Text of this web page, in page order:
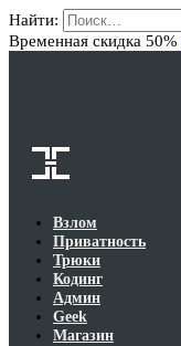
Найти:
Временная скидка 50%
Взлом
Приватность
Трюки
Кодинг
Админ
Geek
Магазин